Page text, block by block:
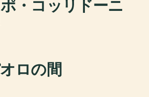
・コッリドーニ
ロの間